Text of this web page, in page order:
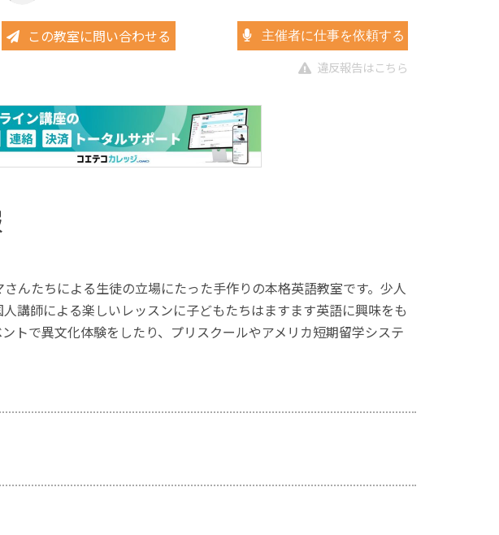
この教室に問い合わせる 主催者に仕事を依頼する
違反報告はこちら
んたちによる生徒の立場にたった手作りの本格英語教室です。少人
講師による楽しいレッスンに子どもたちはますます英語に興味をも
トで異文化体験をしたり、プリスクールやアメリカ短期留学システ